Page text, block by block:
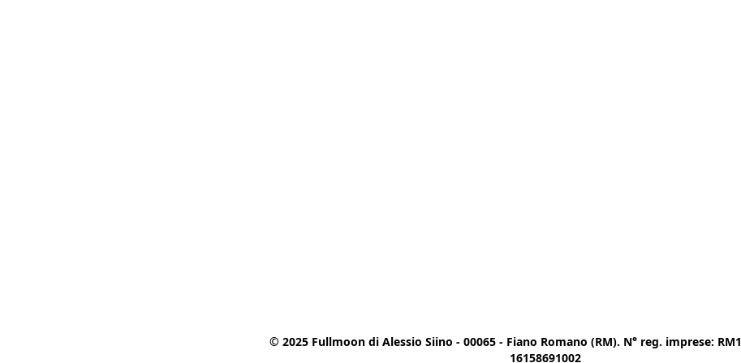
© 2025 Fullmoon di Alessio Siino - 00065 - Fiano Romano (RM). N° reg. imprese:
16158691002